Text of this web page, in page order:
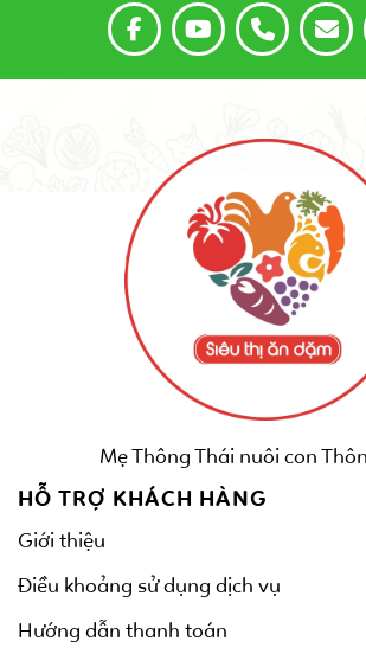
Mẹ Thông Thái nuôi con
HỖ TRỢ KHÁCH HÀNG
Giới thiệu
Điều khoảng sử dụng dịch vụ
Hướng dẫn thanh toán